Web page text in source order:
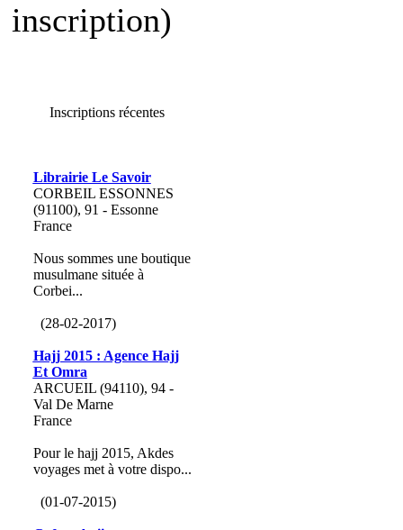
inscription)
Inscriptions récentes
Librairie Le Savoir
CORBEIL ESSONNES
(91100), 91 - Essonne
France
Nous sommes une boutique
musulmane située à
Corbei...
(28-02-2017)
Hajj 2015 : Agence Hajj
Et Omra
ARCUEIL (94110), 94 -
Val De Marne
France
Pour le hajj 2015, Akdes
voyages met à votre dispo...
(01-07-2015)